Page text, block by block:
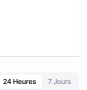
24 Heures 7 Jours